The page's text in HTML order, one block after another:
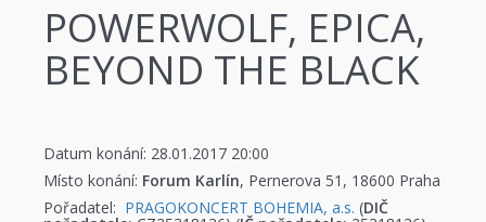
POWERWOLF, EPICA,
BEYOND THE BLACK
Datum konání: 28.01.2017 20:00
Místo konání: Forum Karlín, Pernerova 51, 18600 Praha
Pořadatel: PRAGOKONCERT BOHEMIA, a.s. (DIČ